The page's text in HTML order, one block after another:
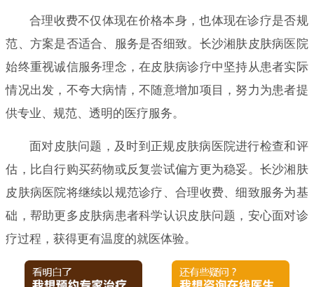
合理收费不仅体现在价格本身，也体现在诊疗是否规
范、方案是否适合、服务是否细致。长沙湘肤皮肤病医院
始终重视诚信服务理念，在皮肤病诊疗中坚持从患者实际
情况出发，不夸大病情，不随意增加项目，努力为患者提
供专业、规范、透明的医疗服务。
面对皮肤问题，及时到正规皮肤病医院进行检查和评
估，比自行购买药物或反复尝试偏方更为稳妥。长沙湘肤
皮肤病医院将继续以规范诊疗、合理收费、细致服务为基
础，帮助更多皮肤病患者科学认识皮肤问题，安心面对诊
疗过程，获得更有温度的就医体验。